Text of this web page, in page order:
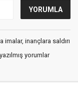
inançlara saldırı
yorumlar